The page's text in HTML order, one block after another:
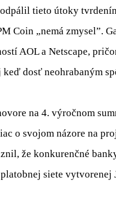
tieto útoky
Coin „nemá zmysel”.
AOL a Netscape,
dosť neohrabaným
na 4. výročnom
o svojom názore na
že konkurenčné
siete